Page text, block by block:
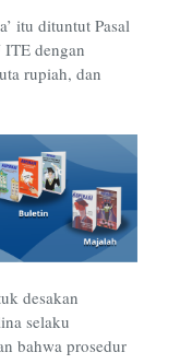
itu dituntut Pasal
dengan
rupiah, dan
desakan
selaku
bahwa prosedur